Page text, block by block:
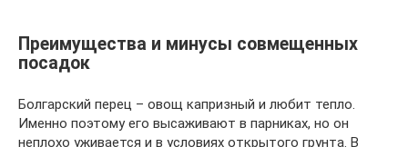
Преимущества и минусы совмещенных
посадок
Болгарский перец – овощ капризный и любит тепло.
Именно поэтому его высаживают в парниках, но он
неплохо уживается и в условиях открытого грунта. В